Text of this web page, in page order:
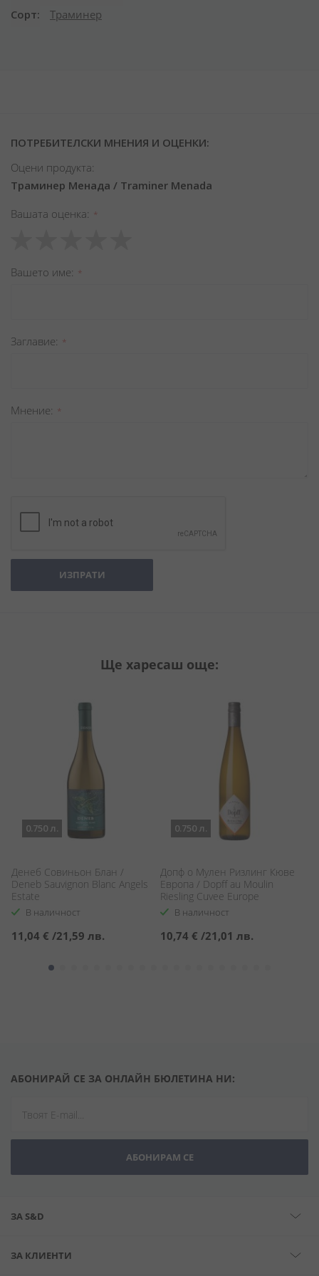
Сорт Траминер
ПОТРЕБИТЕЛСКИ МНЕНИЯ И ОЦЕНКИ:
Оцени продукта:
Траминер Менада / Traminer Menada
Вашата оценка
star
stars
stars
stars
stars
Вашето име
Заглавиe
Мнение
ИЗПРАТИ
Ще харесаш още:
0.750 л.
Денеб Совиньон Блан /
Deneb Sauvignon Blanc Angels
Estate
В наличност
11,04 € /21,59 лв.
0.750 л.
Допф о Мулен Ризлинг Кюве
Европа / Dopff au Moulin
Riesling Cuvee Europe
В наличност
10,74 € /21,01 лв.
АБОНИРАЙ СЕ ЗА ОНЛАЙН БЮЛЕТИНА НИ:
АБОНИРАМ СЕ
ЗА S&D
ЗА КЛИЕНТИ